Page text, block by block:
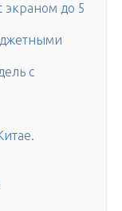
до 5
с